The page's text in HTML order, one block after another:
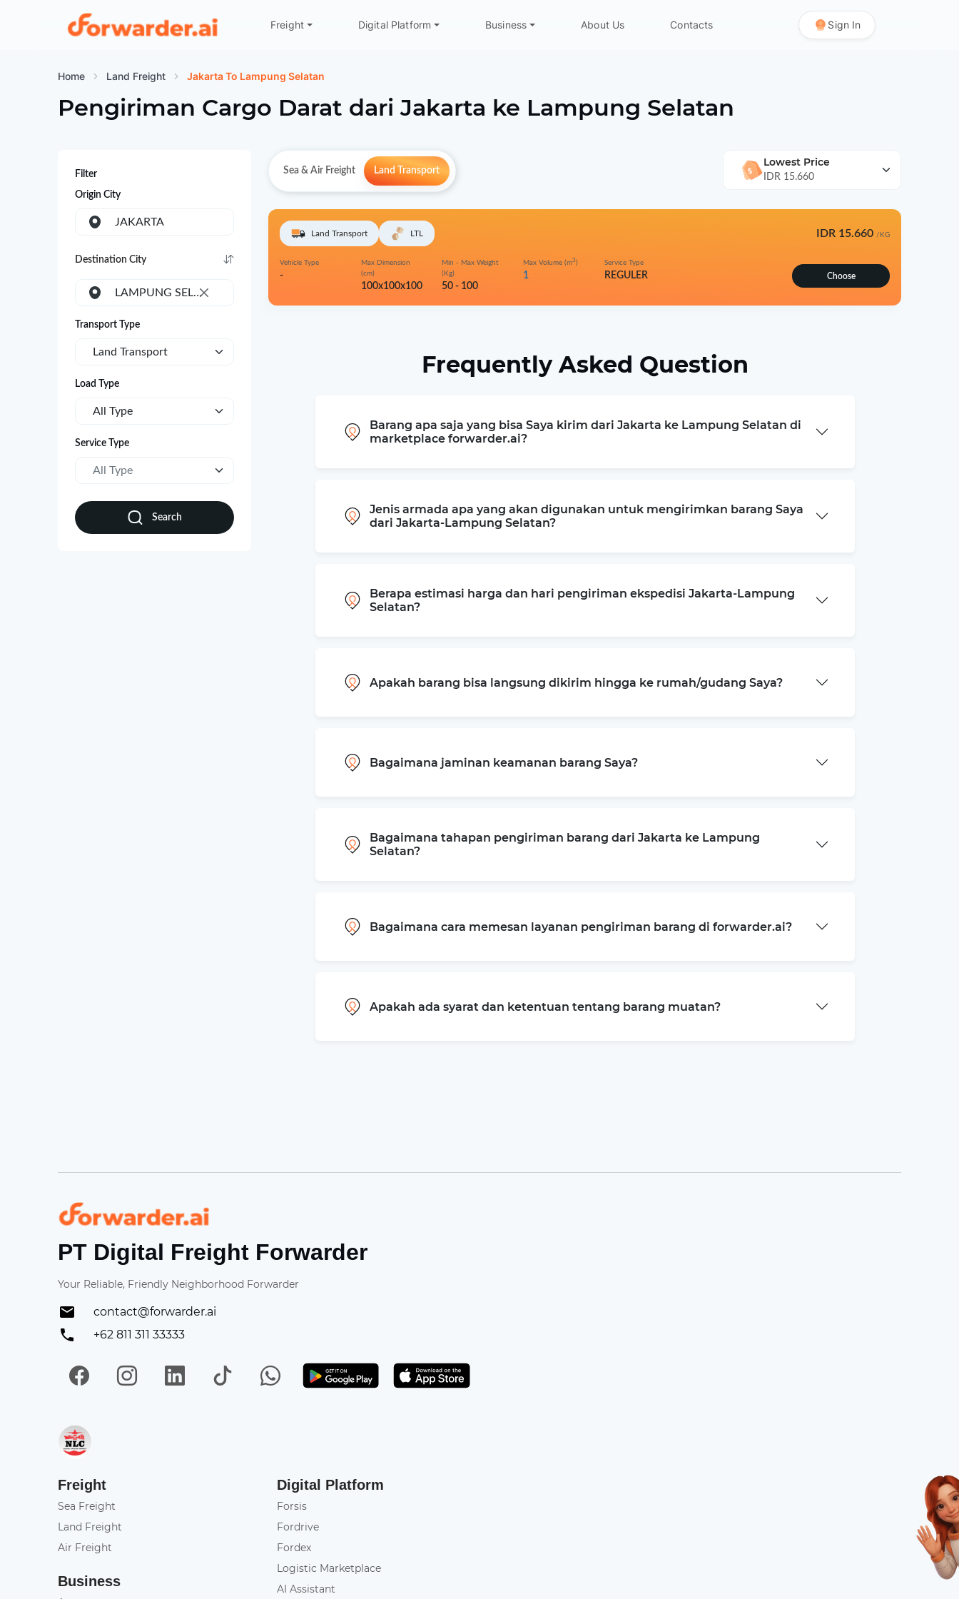
Forwarder
Freight Digital Platform Business About Us Contacts Sign In
Home Land Freight Jakarta To Lampung Selatan
Pengiriman Cargo Darat dariJakarta ke Lampung Selatan
Filter
Origin City
JAKARTA
Destination City
×
LAMPUNG SELATAN
Transport Type
Land Transport
Load Type
All Type
Service Type
All Type
Search
Sea & Air Freight Land Transport
Lowest Price
IDR 15.660
Land Transport LTL IDR 15.660 /KG
Vehicle Type
-
Max Dimension
(cm)
100x100x100
Min - Max Weight
(Kg)
50 - 100
Max Volume (m3)
1
Service Type
REGULER Choose
Frequently Asked Question
Barang apa saja yang bisa Saya kirim dari Jakarta ke Lampung Selatan di
marketplace forwarder.ai?
Jenis armada apa yang akan digunakan untuk mengirimkan barang Saya
dari Jakarta-Lampung Selatan?
Berapa estimasi harga dan hari pengiriman ekspedisi Jakarta-Lampung
Selatan?
Apakah barang bisa langsung dikirim hingga ke rumah/gudang Saya?
Bagaimana jaminan keamanan barang Saya?
Bagaimana tahapan pengiriman barang dari Jakarta ke Lampung
Selatan?
Bagaimana cara memesan layanan pengiriman barang di forwarder.ai?
Apakah ada syarat dan ketentuan tentang barang muatan?
Forwarder
PT Digital Freight Forwarder
Your Reliable, Friendly Neighborhood Forwarder
contact@forwarder.ai
+62 811 311 33333
FacebookInstagramLinkedIn
TikTok WhatsApp Get it on Play Store
Freight
Sea Freight
Land Freight
Air Freight
Business
Digital Platform
Forsis
Fordrive
Fordex
Logistic Marketplace
AI Assistant